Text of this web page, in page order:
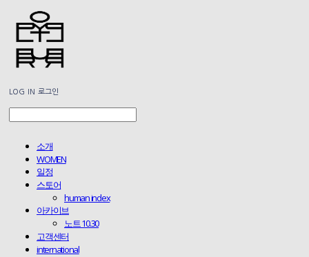
LOG IN 로그인
소개
WOMEN
일정
스토어
human index
아카이브
노트 10.30
고객센터
international